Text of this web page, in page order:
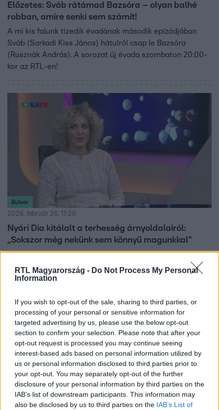
RTL Magyarország - Do Not Process My Personal
Information
If you wish to opt-out of the sale, sharing to third parties, or
processing of your personal or sensitive information for
targeted advertising by us, please use the below opt-out
section to confirm your selection. Please note that after your
opt-out request is processed you may continue seeing
interest-based ads based on personal information utilized by
us or personal information disclosed to third parties prior to
your opt-out. You may separately opt-out of the further
disclosure of your personal information by third parties on the
IAB’s list of downstream participants. This information may
also be disclosed by us to third parties on the IAB’s List of
Előzetes: Sváb rátámad Bazsóra – olyan balhé
robban, amire senki sem számít!
A mi kis falunk tizedik évadának második epizódjában
Sváb (Sarkadi Kiss János) hátulról csap le Bazsóra
(Rusznák András). A sorozat új évada szombaton 20:00-
kor az RTL-en!
Bulvár
2026. február 26. 17:20
Nyári Dia kitálalt a terhesség árnyoldalairól:
„Sokszor még nekünk sem könnyű magunkkal”
Nyári Dia a harmadik trimeszterben várandós második
gyermekével. Kislánya érkezésére igyekszik tudatosan
készülni, de ez nem mindig egyszerű.